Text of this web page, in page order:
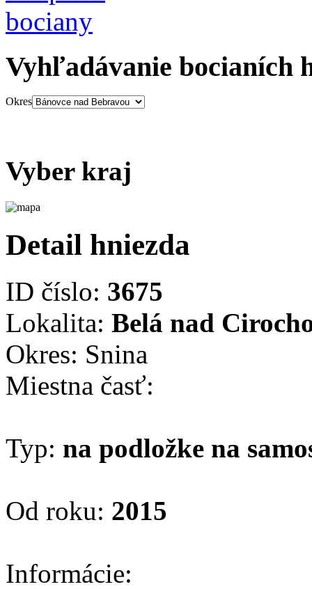
Vyhľadávanie bocianích
Okres
Vyber kraj
Detail hniezda
ID číslo: 3675
Lokalita: Belá nad
Okres: Snina
Miestna časť:
Typ: na podložke na
Od roku: 2015
Informácie: